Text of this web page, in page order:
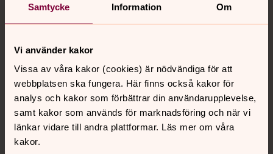
Samtycke Information Om
Vi använder kakor
Vissa av våra kakor (cookies) är nödvändiga för att
webbplatsen ska fungera. Här finns också kakor för
analys och kakor som förbättrar din användarupplevelse,
samt kakor som används för marknadsföring och när vi
länkar vidare till andra plattformar. Läs mer om våra
kakor.
Kontakt
Kalender
Hitta snabbt